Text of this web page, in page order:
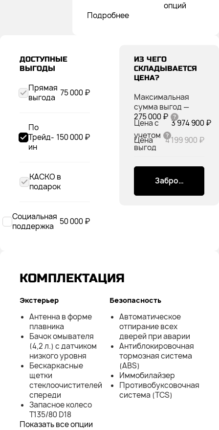
опций
Подробнее
ДОСТУПНЫЕ
ВЫГОДЫ
75 000 ₽
Прямая
выгода
150 000 ₽
По
Трейд-
ин
КАСКО в
подарок
50 000 ₽
Социальная
поддержка
ИЗ ЧЕГО
СКЛАДЫВАЕТСЯ
ЦЕНА?
Максимальная
сумма выгод —
275 000 ₽
Цена с
учетом
выгод
3 974 900 ₽
Цена
4 199 900 ₽
Забронировать
КОМПЛЕКТАЦИЯ
Экстерьер
Антенна в форме
плавника
Бачок омывателя
(4,2 л.) с датчиком
низкого уровня
Бескаркасные
щетки
стеклоочистителей
спереди
Запасное колесо
T135/80 D18
Безопасность
Автоматическое
отпирание всех
дверей при аварии
Антиблокировочная
тормозная система
(ABS)
Иммобилайзер
Противобуксовочная
система (TCS)
Показать все опции